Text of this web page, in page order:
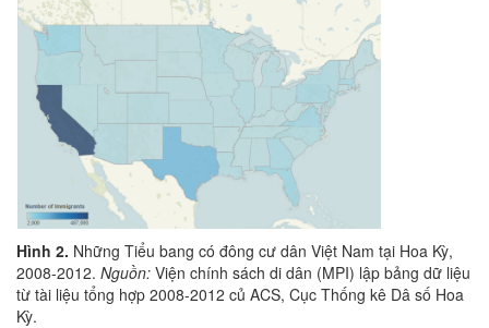
Hình 2. Những Tiểu bang có đông cư dân Việt Nam tại Hoa Kỳ,
2008-2012. Nguồn: Viện chính sách di dân (MPI) lập bảng dữ liệu
từ tài liệu tổng hợp 2008-2012 củ ACS, Cục Thống kê Dâ số Hoa
Kỳ.